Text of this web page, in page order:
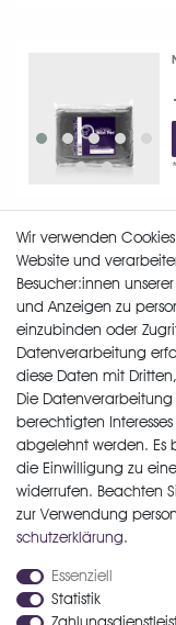
Widerrufs­recht
Wir verwenden
Website und
Besucher:innen
und Anzeigen zu
einzubinden oder
Datenverarbeitung
diese Daten mit
Die
berechtigten
abgelehnt werden. Es
die Einwilligung zu
widerrufen. Beachten
zur Verwendung
schutz­erklärung.
Essenziell
Statistik